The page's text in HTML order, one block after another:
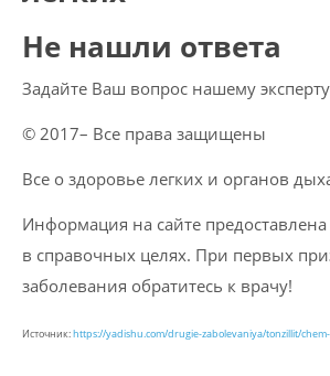
Не нашли ответа
Задайте Ваш вопрос нашему
© 2017– Все права защищены
Все о здоровье легких и органов
Информация на сайте
в справочных целях. При первых
заболевания обратитесь к врачу!
Источник:https://yadishu.com/drugie-zabolevaniya/tonzillit/